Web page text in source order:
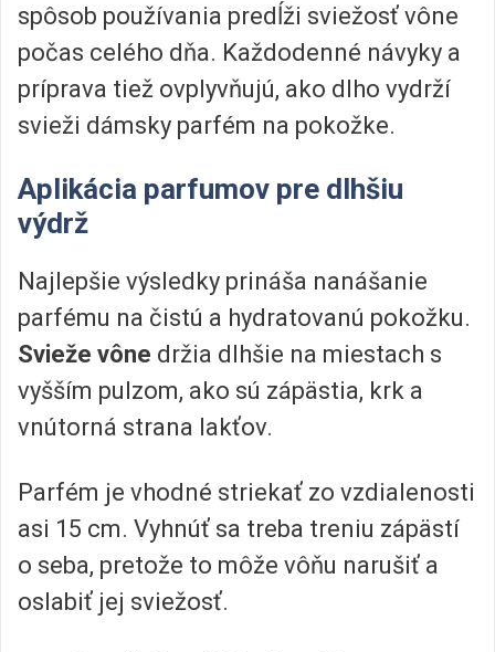
spôsob používania predĺži sviežosť vône
počas celého dňa. Každodenné návyky a
príprava tiež ovplyvňujú, ako dlho vydrží
svieži dámsky parfém na pokožke.
Aplikácia parfumov pre dlhšiu
výdrž
Najlepšie výsledky prináša nanášanie
parfému na čistú a hydratovanú pokožku.
Svieže vône držia dlhšie na miestach s
vyšším pulzom, ako sú zápästia, krk a
vnútorná strana lakťov.
Parfém je vhodné striekať zo vzdialenosti
asi 15 cm. Vyhnúť sa treba treniu zápästí
o seba, pretože to môže vôňu narušiť a
oslabiť jej sviežosť.